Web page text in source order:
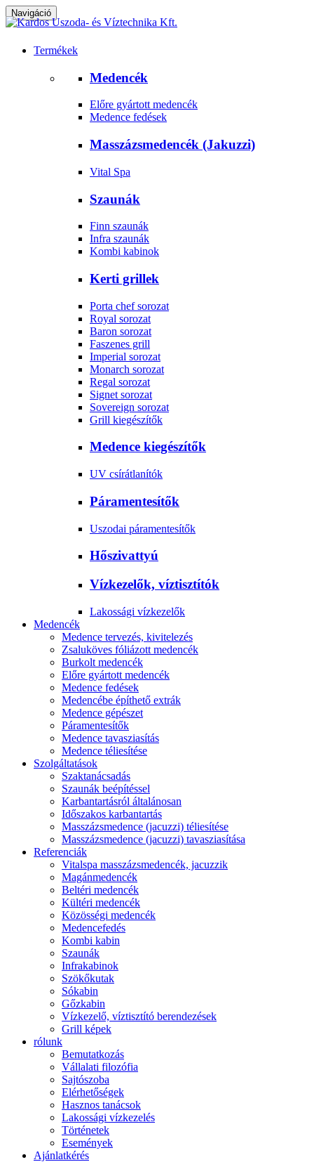
Navigáció
Termékek
Medencék
Előre gyártott medencék
Medence fedések
Masszázsmedencék (Jakuzzi)
Vital Spa
Szaunák
Finn szaunák
Infra szaunák
Kombi kabinok
Kerti grillek
Porta chef sorozat
Royal sorozat
Baron sorozat
Faszenes grill
Imperial sorozat
Monarch sorozat
Regal sorozat
Signet sorozat
Sovereign sorozat
Grill kiegészítők
Medence kiegészítők
UV csírátlanítók
Páramentesítők
Uszodai páramentesítők
Hőszivattyú
Vízkezelők, víztisztítók
Lakossági vízkezelők
Medencék
Medence tervezés, kivitelezés
Zsaluköves fóliázott medencék
Burkolt medencék
Előre gyártott medencék
Medence fedések
Medencébe építhető extrák
Medence gépészet
Páramentesítők
Medence tavasziasítás
Medence téliesítése
Szolgáltatások
Szaktanácsadás
Szaunák beépítéssel
Karbantartásról általánosan
Időszakos karbantartás
Masszázsmedence (jacuzzi) téliesítése
Masszázsmedence (jacuzzi) tavasziasítása
Referenciák
Vitalspa masszázsmedencék, jacuzzik
Magánmedencék
Beltéri medencék
Kültéri medencék
Közösségi medencék
Medencefedés
Kombi kabin
Szaunák
Infrakabinok
Szökőkutak
Sókabin
Gőzkabin
Vízkezelő, víztisztító berendezések
Grill képek
rólunk
Bemutatkozás
Vállalati filozófia
Sajtószoba
Elérhetőségek
Hasznos tanácsok
Lakossági vízkezelés
Történetek
Események
Ajánlatkérés